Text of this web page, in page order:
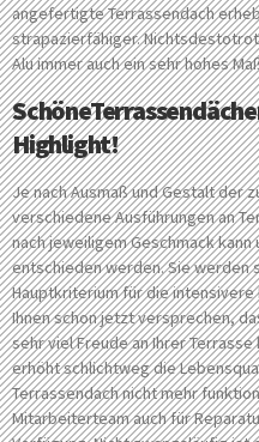
angefertigte Terrassendach
strapazierfähiger.
Alu immer auch ein sehr hohes
Highlight!
Je nach Ausmaß und Gestalt der
verschiedene Ausführungen an
nach jeweiligem Geschmack
entschieden werden. Sie werden
Hauptkriterium für die intensivere
Ihnen schon jetzt versprechen,
sehr viel Freude an Ihrer
erhöht schlichtweg die
Terrassendach nicht mehr
Mitarbeiterteam auch für